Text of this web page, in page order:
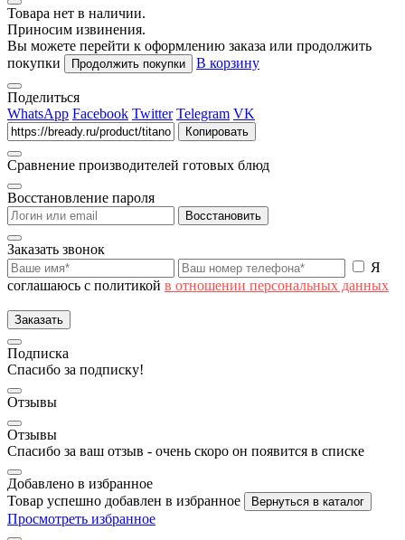
Товара нет в наличии.
Приносим извинения.
Вы можете перейти к оформлению заказа или продолжить
покупки
Продолжить покупки В корзину
Поделиться
WhatsApp Facebook Twitter Telegram VK
Копировать
Сравнение производителей готовых блюд
Восстановление пароля
Восстановить
Заказать звонок
Я
соглашаюсь с политикой в отношении персональных данных
Заказать
Подписка
Спасибо за подписку!
Отзывы
Отзывы
Спасибо за ваш отзыв - очень скоро он появится в списке
Добавлено в избранное
Товар успешно добавлен в избранное
Вернуться в каталог
Просмотреть избранное